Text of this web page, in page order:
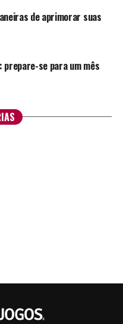
de aprimorar suas
se para um mês